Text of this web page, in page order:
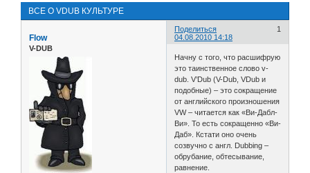
ВСЕ О VDUB КУЛЬТУРЕ
Поделиться
1
04.08.2010 14:18
Flow
V-DUB
Начну с того, что расшифрую
это таинственное слово v-
dub. V’Dub (V-Dub, VDub и
подобные) – это сокращение
от английского произношения
VW – читается как «Ви-Дабл-
Ви». То есть сокращенно «Ви-
Даб». Кстати оно очень
созвучно с англ. Dubbing –
обрубание, обтесывание,
равнение.